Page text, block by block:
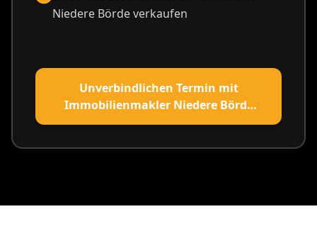
Niedere Börde verkaufen
Unverbindlichen Termin mit
Immobilienmakler Niedere Börde
vereinbaren